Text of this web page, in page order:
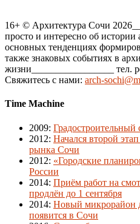
16+ © Архитектура Сочи
просто и интересно об истории
основных тенденциях
также знаковых событиях в
жизни_________________ тел.
Свяжитесь с нами: arch-
Time Machine
2009: Градостроительный
2012: Начался второй
рынка Сочи
2012: «Городские
России
2014: Приём работ на
продлён до 1 сентября
2014: Новый микрорайон
появится в Сочи